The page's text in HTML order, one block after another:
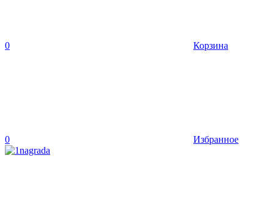
0 Корзина
0 Избранное